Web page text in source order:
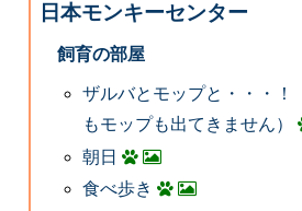
日本モンキーセンター
飼育の部屋
ザルバとモップと・・・！
もモップも出てきません）
朝日
食べ歩き